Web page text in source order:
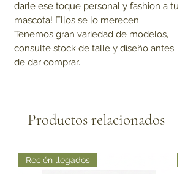
darle ese toque personal y fashion a tu
mascota! Ellos se lo merecen.
Tenemos gran variedad de modelos,
consulte stock de talle y diseño antes
de dar comprar.
Productos relacionados
Recién llegados